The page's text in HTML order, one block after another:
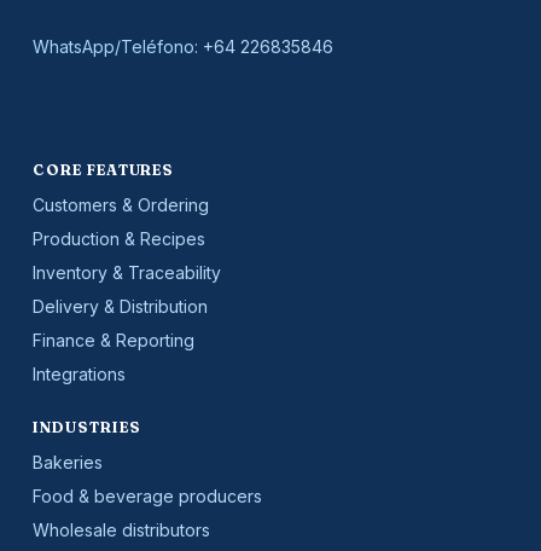
WhatsApp/Teléfono: +64 226835846
CORE FEATURES
Customers & Ordering
Production & Recipes
Inventory & Traceability
Delivery & Distribution
Finance & Reporting
Integrations
INDUSTRIES
Bakeries
Food & beverage producers
Wholesale distributors